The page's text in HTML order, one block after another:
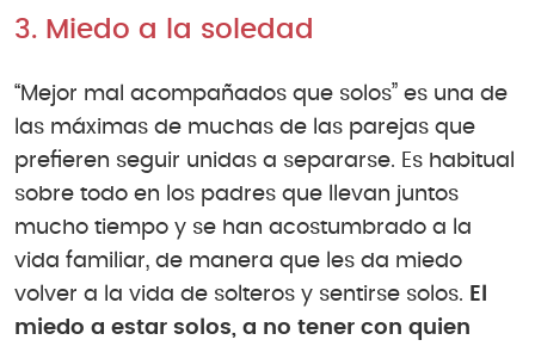
3. Miedo a la soledad
“Mejor mal acompañados que solos” es una de
las máximas de muchas de las parejas que
prefieren seguir unidas a separarse. Es habitual
sobre todo en los padres que llevan juntos
mucho tiempo y se han acostumbrado a la
vida familiar, de manera que les da miedo
volver a la vida de solteros y sentirse solos. El
miedo a estar solos, a no tener con quien